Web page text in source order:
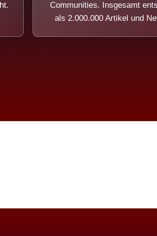
Communities. Insgesamt
als 2.000.000 Artikel und